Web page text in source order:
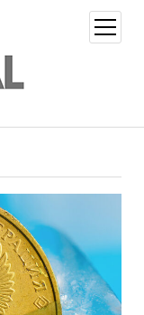
open
menu